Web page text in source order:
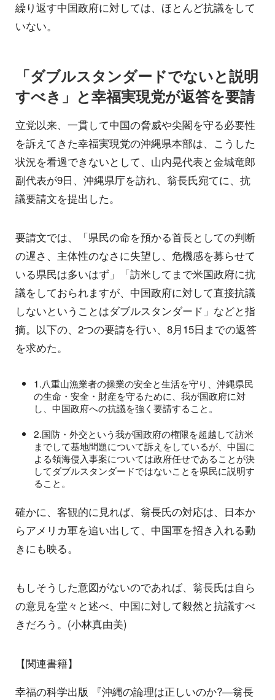
繰り返す中国政府に対しては、ほとんど抗議をして
いない。
「ダブルスタンダードでないと説明
すべき」と幸福実現党が返答を要請
立党以来、一貫して中国の脅威や尖閣を守る必要性
を訴えてきた幸福実現党の沖縄県本部は、こうした
状況を看過できないとして、山内晃代表と金城竜郎
副代表が9日、沖縄県庁を訪れ、翁長氏宛てに、抗
議要請文を提出した。
要請文では、「県民の命を預かる首長としての判断
の遅さ、主体性のなさに失望し、危機感を募らせて
いる県民は多いはず」「訪米してまで米国政府に抗
議をしておられますが、中国政府に対して直接抗議
しないということはダブルスタンダード」などと指
摘。以下の、2つの要請を行い、8月15日までの返答
を求めた。
1.八重山漁業者の操業の安全と生活を守り、沖縄県民
の生命・安全・財産を守るために、我が国政府に対
し、中国政府への抗議を強く要請すること。
2.国防・外交という我が国政府の権限を超越して訪米
までして基地問題について訴えをしているが、中国に
よる領海侵入事案については政府任せであることが決
してダブルスタンダードではないことを県民に説明す
ること。
確かに、客観的に見れば、翁長氏の対応は、日本か
らアメリカ軍を追い出して、中国軍を招き入れる動
きにも映る。
もしそうした意図がないのであれば、翁長氏は自ら
の意見を堂々と述べ、中国に対して毅然と抗議すべ
きだろう。(小林真由美)
【関連書籍】
幸福の科学出版 『沖縄の論理は正しいのか?―翁長